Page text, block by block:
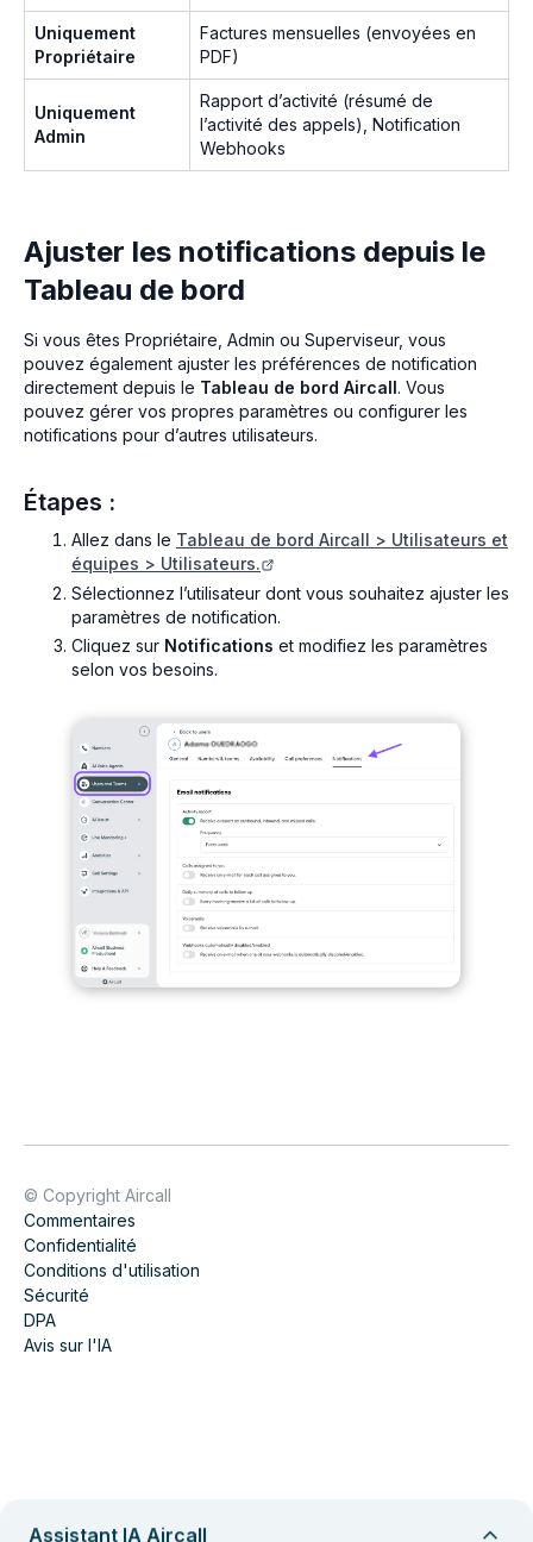
Uniquement
Propriétaire
Factures mensuelles (envoyées en
PDF)
Uniquement
Admin
Rapport d’activité (résumé de
l’activité des appels), Notification
Webhooks
Ajuster les notifications depuis le
Tableau de bord
Si vous êtes Propriétaire, Admin ou Superviseur, vous
pouvez également ajuster les préférences de notification
directement depuis le Tableau de bord Aircall. Vous
pouvez gérer vos propres paramètres ou configurer les
notifications pour d’autres utilisateurs.
Étapes :
Allez dans le Tableau de bord Aircall > Utilisateurs et
équipes > Utilisateurs.
Sélectionnez l’utilisateur dont vous souhaitez ajuster les
paramètres de notification.
Cliquez sur Notifications et modifiez les paramètres
selon vos besoins.
© Copyright Aircall
Commentaires
Confidentialité
Conditions d'utilisation
Sécurité
DPA
Avis sur l'IA
Assistant IA Aircall